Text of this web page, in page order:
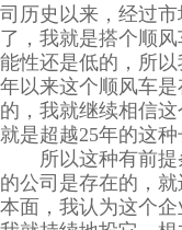
司历史以来，经过
了，我就是搭个顺
能性还是低的，所
年以来这个顺风车
的，我就继续相信
就是超越25年的这种
所以这种有前提
的公司是存在的，
本面，我认为这个企